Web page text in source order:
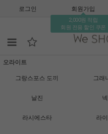
로그인 회원가입
2,000원 적립
회원 전용 할인 쿠폰
오라이트
그랑스포스 도끼 그래
날진
라시에스타 라